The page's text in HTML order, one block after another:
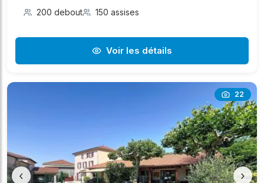
200 debout 150 assises
Voir les détails
22
‹ ›